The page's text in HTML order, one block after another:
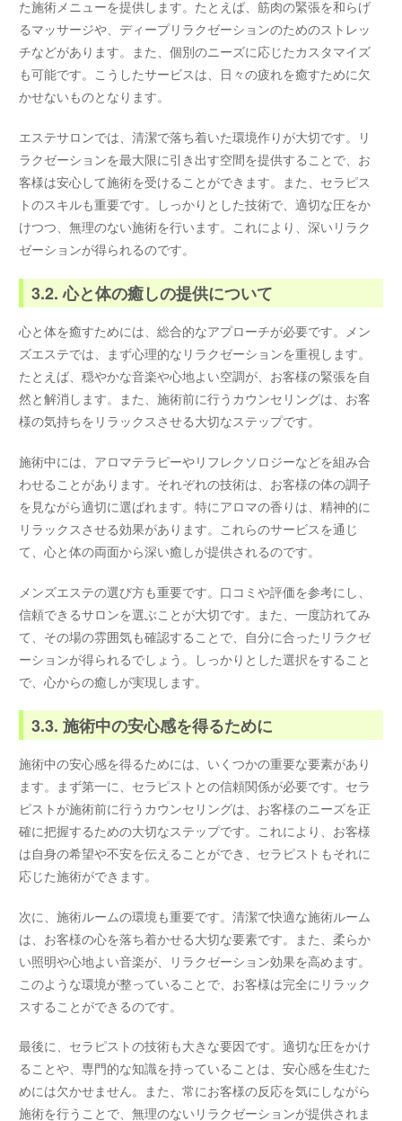
た施術メニューを提供します。たとえば、筋肉の緊張を和らげ
るマッサージや、ディープリラクゼーションのためのストレッ
チなどがあります。また、個別のニーズに応じたカスタマイズ
も可能です。こうしたサービスは、日々の疲れを癒すために欠
かせないものとなります。
エステサロンでは、清潔で落ち着いた環境作りが大切です。リ
ラクゼーションを最大限に引き出す空間を提供することで、お
客様は安心して施術を受けることができます。また、セラピス
トのスキルも重要です。しっかりとした技術で、適切な圧をか
けつつ、無理のない施術を行います。これにより、深いリラク
ゼーションが得られるのです。
3.2. 心と体の癒しの提供について
心と体を癒すためには、総合的なアプローチが必要です。メン
ズエステでは、まず心理的なリラクゼーションを重視します。
たとえば、穏やかな音楽や心地よい空調が、お客様の緊張を自
然と解消します。また、施術前に行うカウンセリングは、お客
様の気持ちをリラックスさせる大切なステップです。
施術中には、アロマテラピーやリフレクソロジーなどを組み合
わせることがあります。それぞれの技術は、お客様の体の調子
を見ながら適切に選ばれます。特にアロマの香りは、精神的に
リラックスさせる効果があります。これらのサービスを通じ
て、心と体の両面から深い癒しが提供されるのです。
メンズエステの選び方も重要です。口コミや評価を参考にし、
信頼できるサロンを選ぶことが大切です。また、一度訪れてみ
て、その場の雰囲気も確認することで、自分に合ったリラクゼ
ーションが得られるでしょう。しっかりとした選択をすること
で、心からの癒しが実現します。
3.3. 施術中の安心感を得るために
施術中の安心感を得るためには、いくつかの重要な要素があり
ます。まず第一に、セラピストとの信頼関係が必要です。セラ
ピストが施術前に行うカウンセリングは、お客様のニーズを正
確に把握するための大切なステップです。これにより、お客様
は自身の希望や不安を伝えることができ、セラピストもそれに
応じた施術ができます。
次に、施術ルームの環境も重要です。清潔で快適な施術ルーム
は、お客様の心を落ち着かせる大切な要素です。また、柔らか
い照明や心地よい音楽が、リラクゼーション効果を高めます。
このような環境が整っていることで、お客様は完全にリラック
スすることができるのです。
最後に、セラピストの技術も大きな要因です。適切な圧をかけ
ることや、専門的な知識を持っていることは、安心感を生むた
めには欠かせません。また、常にお客様の反応を気にしながら
施術を行うことで、無理のないリラクゼーションが提供されま